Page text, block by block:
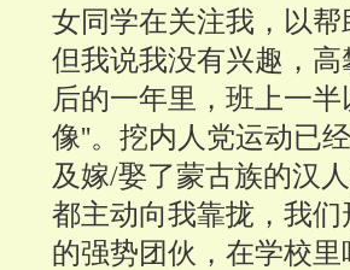
女同学在关注我，以
但我说我没有兴趣，
后的一年里，班上一
像''。挖内人党运动已
及嫁/娶了蒙古族的汉
都主动向我靠拢，我
的强势团伙，在学校